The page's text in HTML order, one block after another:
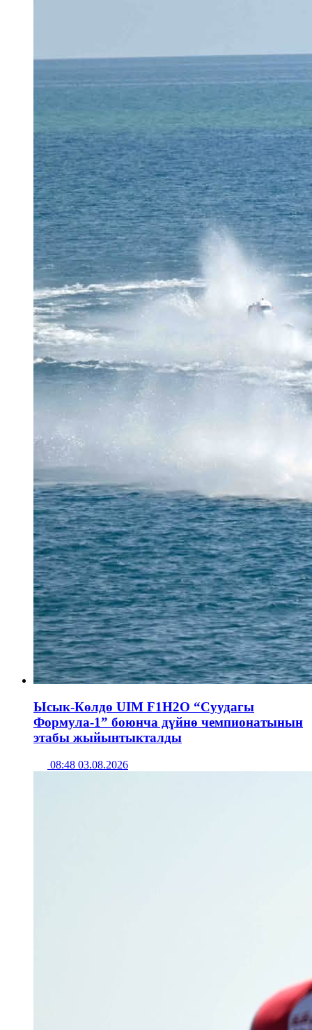
Ысык-Көлдө UIM F1H2O “Суудагы
Формула-1” боюнча дүйнө чемпионатынын
этабы жыйынтыкталды
08:48 03.08.2026